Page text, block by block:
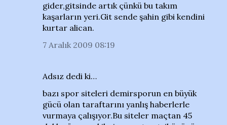
gider,gitsinde artık çünkü bu takım
kaşarların yeri.Git sende şahin gibi kendini
kurtar alican.
7 Aralık 2009 08:19
Adsız dedi ki…
bazı spor siteleri demirsporun en büyük
gücü olan taraftarını yanlış haberlerle
vurmaya çalışıyor.Bu siteler maçtan 45